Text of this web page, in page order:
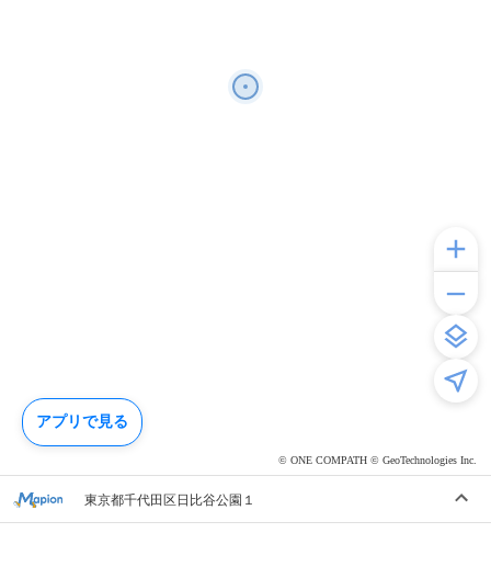
© ONE COMPATH © GeoTechnologies Inc.
東京都千代田区日比谷公園１
アプリで見る